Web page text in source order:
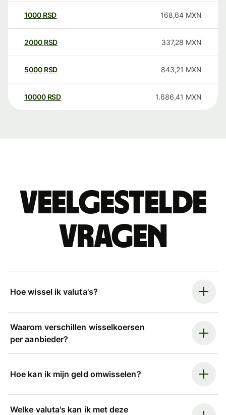
1000 RSD 168,64 MXN
2000 RSD 337,28 MXN
5000 RSD 843,21 MXN
10000 RSD 1.686,41 MXN
Veelgestelde
vragen
Hoe wissel ik valuta's?
Waarom verschillen wisselkoersen
per aanbieder?
Hoe kan ik mijn geld omwisselen?
Welke valuta's kan ik met deze